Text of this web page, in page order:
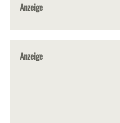
Anzeige
Anzeige